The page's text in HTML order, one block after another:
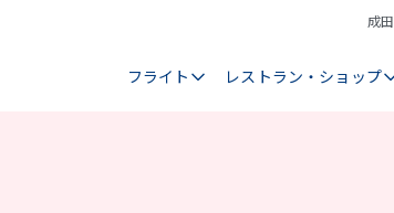
成田
気
天
フライト レストラン・ショップ